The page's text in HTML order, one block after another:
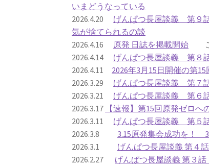
いまどうなっている
2026.4.20 げんぱつ長屋談義 第９
気が捨てられるの談
2026.4.16 原発 日誌を掲載開始 こ
2026.4.14 げんぱつ長屋談義 第８
2026.4.11 2026年3月15日開催の第
2026.3.29 げんぱつ長屋談義 第７
2026.3.21 げんぱつ長屋談義 第６
2026.3.17
【速報】第15回原発ゼロ
2026.3.11 げんぱつ長屋談義 第５
2026.3.83.15原発集会成功を！
2026.3.1 げんぱつ長屋談義 第４
2026.2.27 げんぱつ長屋談義 第３